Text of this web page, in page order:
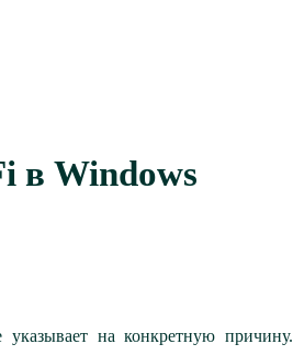
в Windows
на конкретную причину.